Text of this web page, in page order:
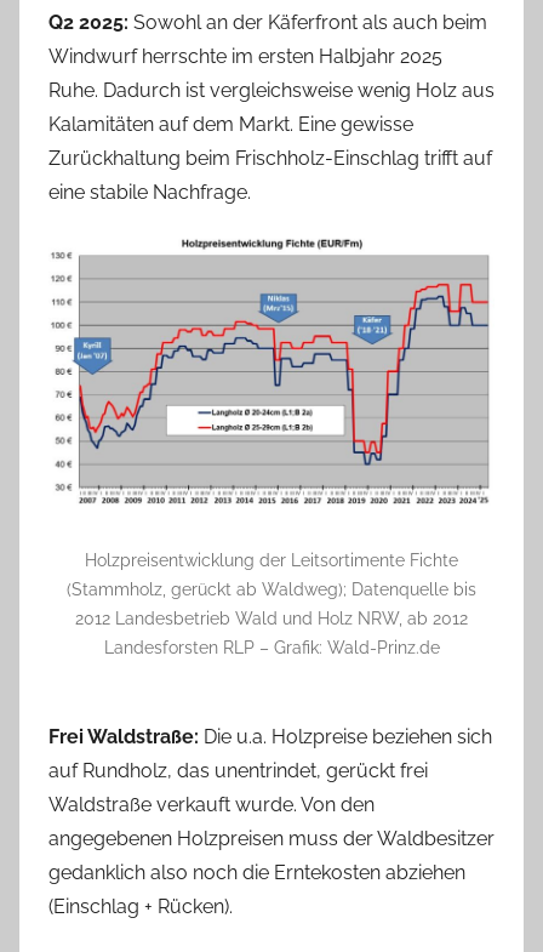
Q2 2025: Sowohl an der Käferfront als auch beim
Windwurf herrschte im ersten Halbjahr 2025
Ruhe. Dadurch ist vergleichsweise wenig Holz aus
Kalamitäten auf dem Markt. Eine gewisse
Zurückhaltung beim Frischholz-Einschlag trifft auf
eine stabile Nachfrage.
Holzpreisentwicklung der Leitsortimente Fichte
(Stammholz, gerückt ab Waldweg); Datenquelle bis
2012 Landesbetrieb Wald und Holz NRW, ab 2012
Landesforsten RLP – Grafik: Wald-Prinz.de
Frei Waldstraße: Die u.a. Holzpreise beziehen sich
auf Rundholz, das unentrindet, gerückt frei
Waldstraße verkauft wurde. Von den
angegebenen Holzpreisen muss der Waldbesitzer
gedanklich also noch die Erntekosten abziehen
(Einschlag + Rücken).